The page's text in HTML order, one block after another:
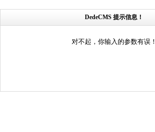
DedeCMS 提示信息！
对不起，你输入的参数有误！